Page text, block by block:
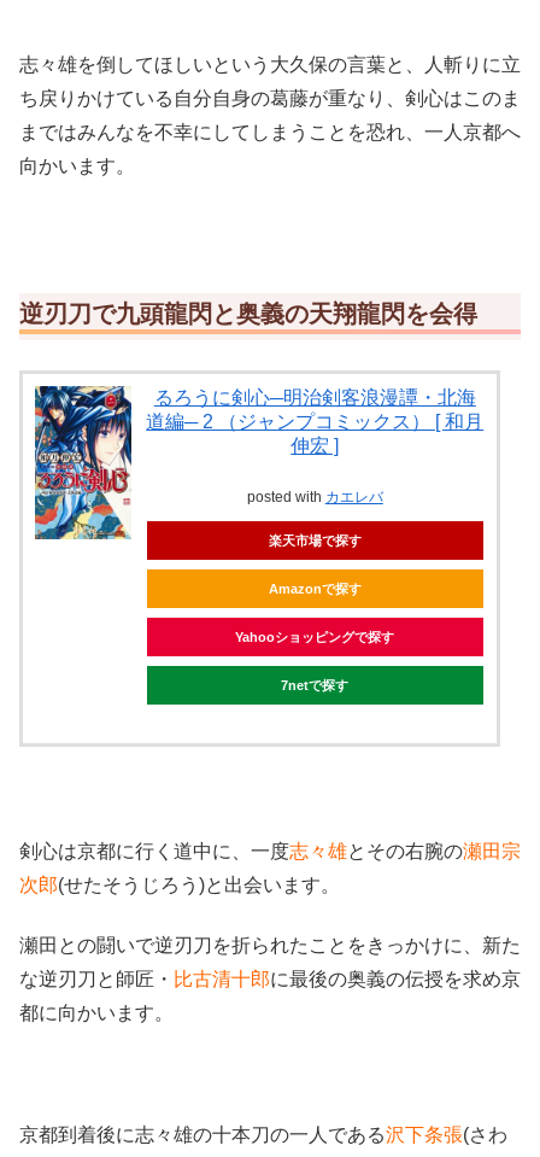
志々雄を倒してほしいという大久保の言葉と、人斬りに立
ち戻りかけている自分自身の葛藤が重なり、剣心はこのま
まではみんなを不幸にしてしまうことを恐れ、一人京都へ
向かいます。
逆刃刀で九頭龍閃と奥義の天翔龍閃を会得
るろうに剣心─明治剣客浪漫譚・北海
道編─ 2 （ジャンプコミックス） [ 和月
伸宏 ]
posted with カエレバ
楽天市場で探す
Amazonで探す
Yahooショッピングで探す
7netで探す
剣心は京都に行く道中に、一度志々雄とその右腕の瀬田宗
次郎(せたそうじろう)と出会います。
瀬田との闘いで逆刃刀を折られたことをきっかけに、新た
な逆刃刀と師匠・ 比古清十郎に最後の奥義の伝授を求め京
都に向かいます。
京都到着後に志々雄の十本刀の一人である沢下条張(さわ